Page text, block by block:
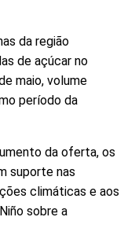
da região
de açúcar no
maio, volume
período da
da oferta, os
suporte nas
climáticas e aos
sobre a